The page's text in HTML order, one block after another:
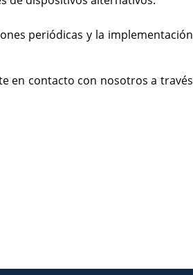
periódicas y la implementación
en contacto con nosotros a través